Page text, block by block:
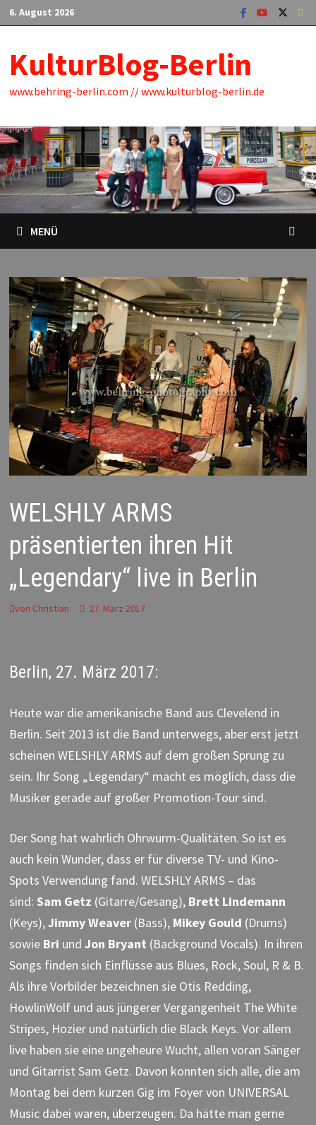
Zum
Inhalt
6. August 2026
KulturBlog-Berlin
www.behring-berlin.com // www.kulturblog-berlin.de
MENÜ
WELSHLY ARMS
präsentierten ihren Hit
„Legendary“ live in Berlin
von Christian 27. März 2017
Berlin, 27. März 2017:
Heute war die amerikanische Band aus Clevelend in
Berlin. Seit 2013 ist die Band unterwegs, aber erst jetzt
scheinen WELSHLY ARMS auf dem großen Sprung zu
sein. Ihr Song „Legendary“ macht es möglich, dass die
Musiker gerade auf großer Promotion-Tour sind.
Der Song hat wahrlich Ohrwurm-Qualitäten. So ist es
auch kein Wunder, dass er für diverse TV- und Kino-
Spots Verwendung fand. WELSHLY ARMS – das
sind: Sam Getz (Gitarre/Gesang),Brett Lindemann
(Keys),Jimmy Weaver(Bass), Mikey Gould (Drums)
sowie Bri und Jon Bryant (Background Vocals). In ihren
Songs finden sich Einflüsse aus Blues, Rock, Soul, R & B.
Als ihre Vorbilder bezeichnen sie Otis Redding,
HowlinWolf und aus jüngerer Vergangenheit The White
Stripes, Hozier und natürlich die Black Keys. Vor allem
live haben sie eine ungeheure Wucht, allen voran Sänger
und Gitarrist Sam Getz. Davon konnten sich alle, die am
Montag bei dem kurzen Gig im Foyer von UNIVERSAL
Music dabei waren, überzeugen. Da hätte man gerne